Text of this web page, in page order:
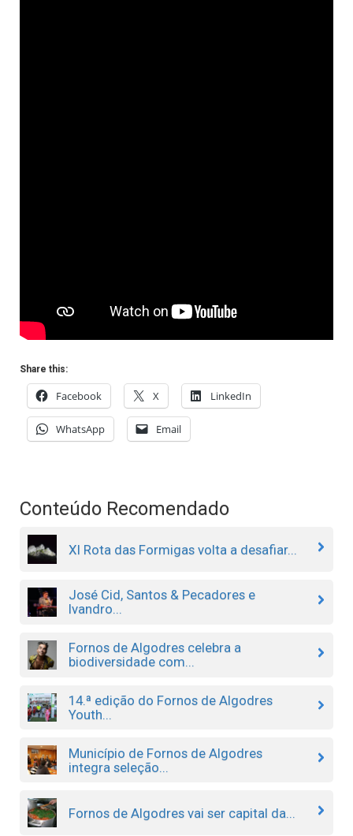
Share this:
Facebook X LinkedIn
WhatsApp Email
Conteúdo Recomendado
XI Rota das Formigas volta a desafiar...
José Cid, Santos & Pecadores e
Ivandro...
Fornos de Algodres celebra a
biodiversidade com...
14.ª edição do Fornos de Algodres
Youth...
Município de Fornos de Algodres
integra seleção...
Fornos de Algodres vai ser capital da...